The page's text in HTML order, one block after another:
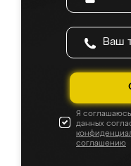
Я
данных
соглашению